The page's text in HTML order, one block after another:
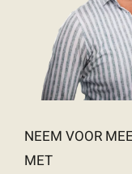
NEEM VOOR
MET